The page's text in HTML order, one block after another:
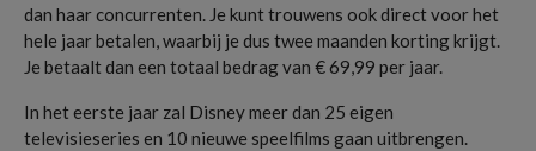
dan haar concurrenten. Je kunt trouwens ook direct voor het
hele jaar betalen, waarbij je dus twee maanden korting krijgt.
Je betaalt dan een totaal bedrag van € 69,99 per jaar.
In het eerste jaar zal Disney meer dan 25 eigen
televisieseries en 10 nieuwe speelfilms gaan uitbrengen.